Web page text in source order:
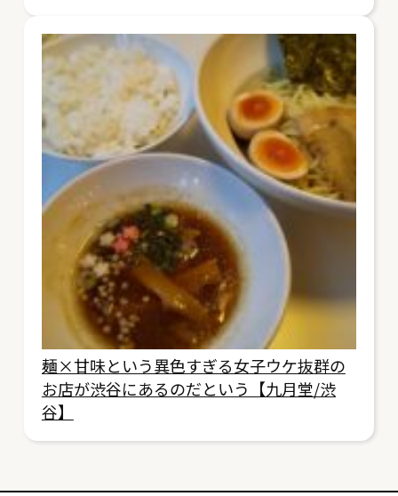
麺×甘味という異色すぎる女子ウケ抜群の
お店が渋谷にあるのだという【九月堂/渋
谷】